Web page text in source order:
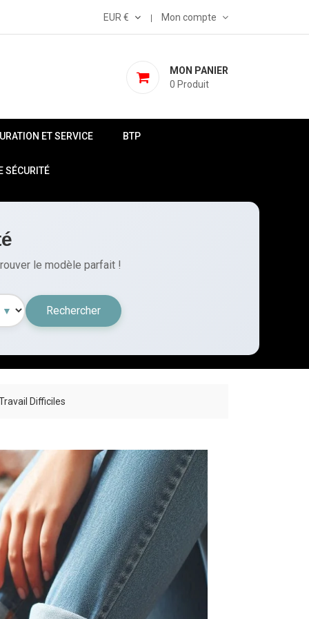
EUR € Mon compte
MON PANIER
0 Produit
ET SERVICE BTP
SÉCURITÉ
le modèle parfait !
Rechercher
Difficiles